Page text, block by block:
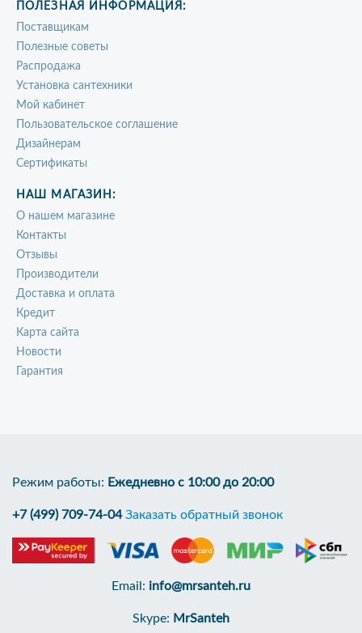
ПОЛЕЗНАЯ ИНФОРМАЦИЯ:
Поставщикам
Полезные советы
Распродажа
Установка сантехники
Мой кабинет
Пользовательское соглашение
Дизайнерам
Сертификаты
НАШ МАГАЗИН:
О нашем магазине
Контакты
Отзывы
Производители
Доставка и оплата
Кредит
Карта сайта
Новости
Гарантия
Режим работы: Ежедневно с 10:00 до 20:00
+7 (499) 709-74-04 Заказать обратный звонок
Email: info@mrsanteh.ru
Skype: MrSanteh